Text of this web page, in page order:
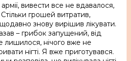
вивести все не вдавалося,
грошей витратив,
знову вирішив лікувати.
– грибок запущений, від
лишилося, нічого вже не
нігті. Я вже приготувався.